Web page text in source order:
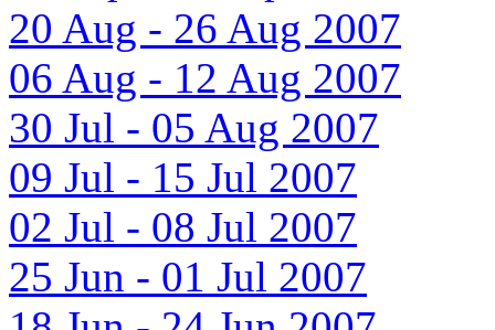
20 Aug - 26 Aug 2007
06 Aug - 12 Aug 2007
30 Jul - 05 Aug 2007
09 Jul - 15 Jul 2007
02 Jul - 08 Jul 2007
25 Jun - 01 Jul 2007